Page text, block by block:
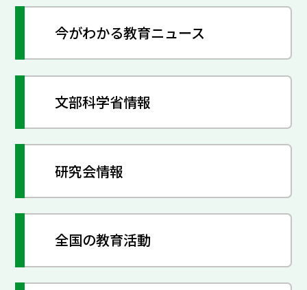
今がわかる教育ニュース
文部科学省情報
研究会情報
全国の教育活動